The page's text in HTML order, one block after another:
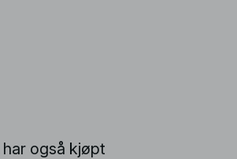
også kjøpt